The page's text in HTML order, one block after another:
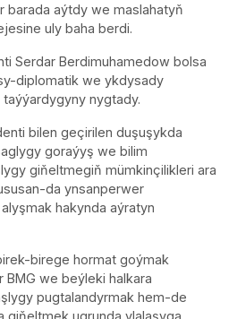
barada aýtdy we maslahatyň
uly baha berdi.
Serdar Berdimuhamedow bolsa
diplomatik we ykdysady
nygtady.
bilen geçirilen duşuşykda
goraýyş we bilim
giňeltmegiň mümkinçilikleri ara
da ynsanperwer
hakynda aýratyn
birege hormat goýmak
we beýleki halkara
pugtalandyrmak hem-de
giňeltmek ugrunda ylalaşyga